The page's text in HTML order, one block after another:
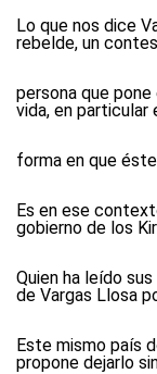
Lo que nos dice
rebelde, un
persona que
vida, en particular
forma en que
Es en ese
gobierno de los
Quien ha leído
de Vargas Llosa
Este mismo país
propone dejarlo